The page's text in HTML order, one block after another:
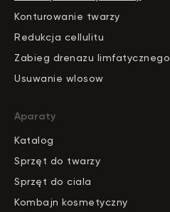
Konturowanie twarzy
Redukcja cellulitu
Zabieg drenazu limfatycznego
Usuwanie wlosow
Aparaty
Katalog
Sprzęt do twarzy
Sprzęt do ciala
Kombajn kosmetyczny